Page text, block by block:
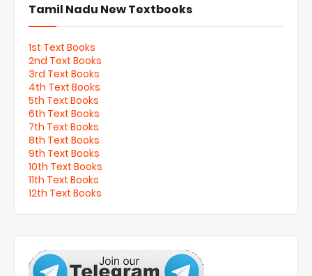
Tamil Nadu New Textbooks
1st Text Books
2nd Text Books
3rd Text Books
4th Text Books
5th Text Books
6th Text Books
7th Text Books
8th Text Books
9th Text Books
10th Text Books
11th Text Books
12th Text Books